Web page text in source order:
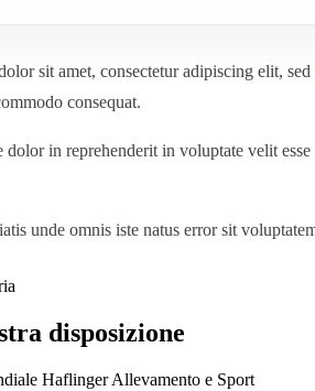
sit amet, consectetur adipiscing elit,
consequat.
dolor in reprehenderit in voluptate velit
unde omnis iste natus error sit
disposizione
Haflinger Allevamento e Sport